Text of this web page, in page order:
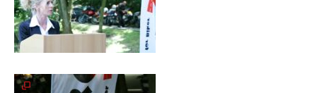
Galerie
2007
Galerie